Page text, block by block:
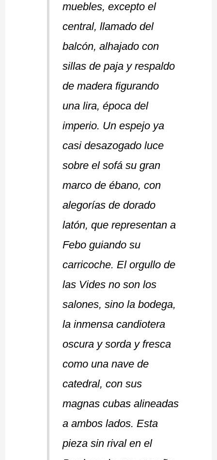
muebles, excepto el
central, llamado del
balcón, alhajado con
sillas de paja y respaldo
de madera figurando
una lira, época del
imperio. Un espejo ya
casi desazogado luce
sobre el sofá su gran
marco de ébano, con
alegorías de dorado
latón, que representan a
Febo guiando su
carricoche. El orgullo de
las Vides no son los
salones, sino la bodega,
la inmensa candiotera
oscura y sorda y fresca
como una nave de
catedral, con sus
magnas cubas alineadas
a ambos lados. Esta
pieza sin rival en el